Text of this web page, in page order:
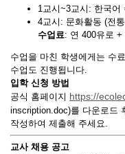
1교시~3교시: 한국어
4교시: 문화활동 (전
수업료: 연 400유로 +
수업을 마친 학생에게는 수
수업도 진행됩니다.
입학 신청 방법
공식 홈페이지 https://
inscription.doc)를 다운로드
작성하여 제출해 주세요.
교사 채용 공고